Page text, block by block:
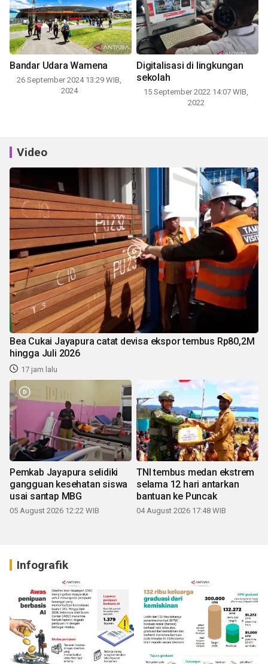
Bandar Udara Wamena
26 September 2024 13:29 WIB,
2024
Digitalisasi di lingkungan
sekolah
15 September 2022 14:07 WIB,
2022
Video
Bea Cukai Jayapura catat devisa ekspor tembus Rp80,2M
hingga Juli 2026
17 jam lalu
Pemkab Jayapura selidiki
gangguan kesehatan siswa
usai santap MBG
05 August 2026 12:22 WIB
TNI tembus medan ekstrem
selama 12 hari antarkan
bantuan ke Puncak
04 August 2026 17:48 WIB
Infografik